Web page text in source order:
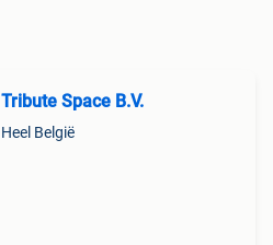
Tribute Space B.V.
Heel België